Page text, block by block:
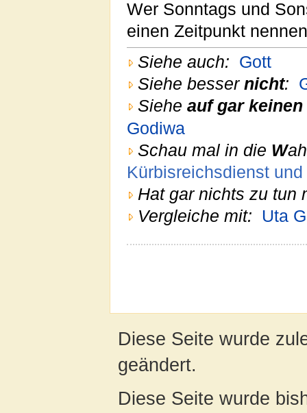
Wer Sonntags und
einen Zeitpunkt
Siehe auch: Gott
Siehe besser nicht:
Siehe auf gar keinen
Godiwa
Schau mal in die W
Kürbisreichsdienst
Hat gar nichts zu tun
Vergleiche mit:
Uta
Diese Seite wurde
geändert.
Diese Seite wurde